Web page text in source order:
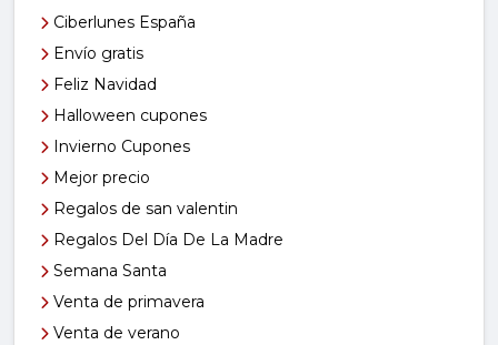
Ciberlunes España
Envío gratis
Feliz Navidad
Halloween cupones
Invierno Cupones
Mejor precio
Regalos de san valentin
Regalos Del Día De La Madre
Semana Santa
Venta de primavera
Venta de verano